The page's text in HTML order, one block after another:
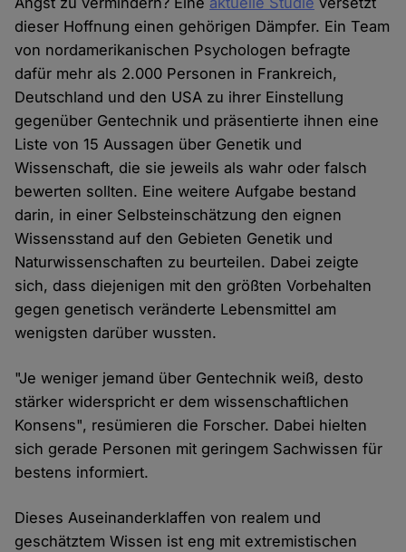
dieser Hoffnung einen gehörigen Dämpfer. Ein Team
von nordamerikanischen Psychologen befragte
dafür mehr als 2.000 Personen in Frankreich,
Deutschland und den USA zu ihrer Einstellung
gegenüber Gentechnik und präsentierte ihnen eine
Liste von 15 Aussagen über Genetik und
Wissenschaft, die sie jeweils als wahr oder falsch
bewerten sollten. Eine weitere Aufgabe bestand
darin, in einer Selbsteinschätzung den eignen
Wissensstand auf den Gebieten Genetik und
Naturwissenschaften zu beurteilen. Dabei zeigte
sich, dass diejenigen mit den größten Vorbehalten
gegen genetisch veränderte Lebensmittel am
wenigsten darüber wussten.
"Je weniger jemand über Gentechnik weiß, desto
stärker widerspricht er dem wissenschaftlichen
Konsens", resümieren die Forscher. Dabei hielten
sich gerade Personen mit geringem Sachwissen für
bestens informiert.
Dieses Auseinanderklaffen von realem und
geschätztem Wissen ist eng mit extremistischen